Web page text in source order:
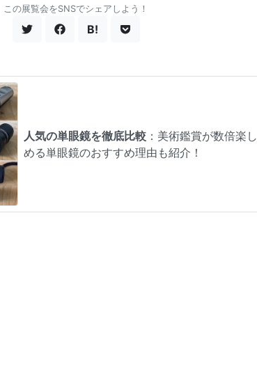
この展覧会をSNSでシェアしよう！
B!
人気の単眼鏡を徹底比較 ：美術鑑賞が数倍楽し
める単眼鏡のおすすめ理由も紹介！